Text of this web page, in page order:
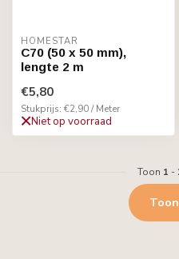
HOMESTAR
C70 (50 x 50 mm),
lengte 2 m
€5,80
Stukprijs: €2,90 / Meter
Niet op voorraad
Toon 1 -